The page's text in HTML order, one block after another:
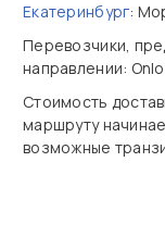
Екатеринбург:
Перевозчики,
направлении:
Стоимость
маршруту
возможные